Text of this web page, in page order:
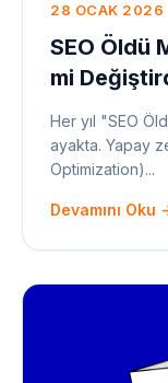
28 OCAK 2026
SEO Öldü
mi
Her yıl "SEO
ayakta. Yapay
Optimization)...
Devamını Oku